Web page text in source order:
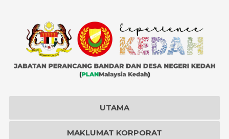
UTAMA
MAKLUMAT KORPORAT